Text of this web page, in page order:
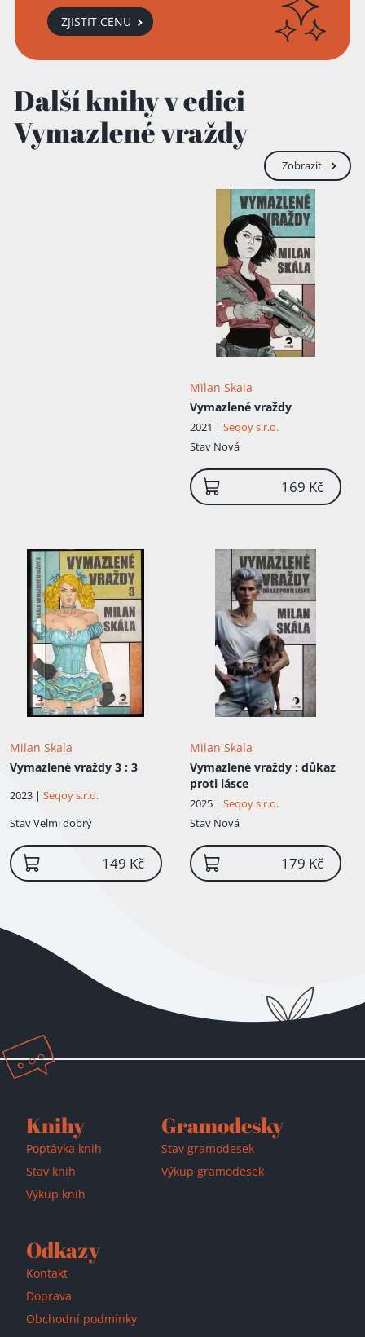
ZJISTIT CENU
Další knihy v edici
Vymazlené vraždy
Zobrazit
Milan Skala
Vymazlené vraždy
2021 | Seqoy s.r.o.
Stav Nová
169 Kč
Milan Skala
Vymazlené vraždy 3 : 3
2023 | Seqoy s.r.o.
StavVelmi dobrý
149 Kč
Milan Skala
Vymazlené vraždy : důkaz
proti lásce
2025 | Seqoy s.r.o.
Stav Nová
179 Kč
Přidáno do košíku!
Knihy
Poptávka knih
Stav knih
Výkup knih
Gramodesky
Stav gramodesek
Výkup gramodesek
Odkazy
Kontakt
Doprava
Obchodní podmínky